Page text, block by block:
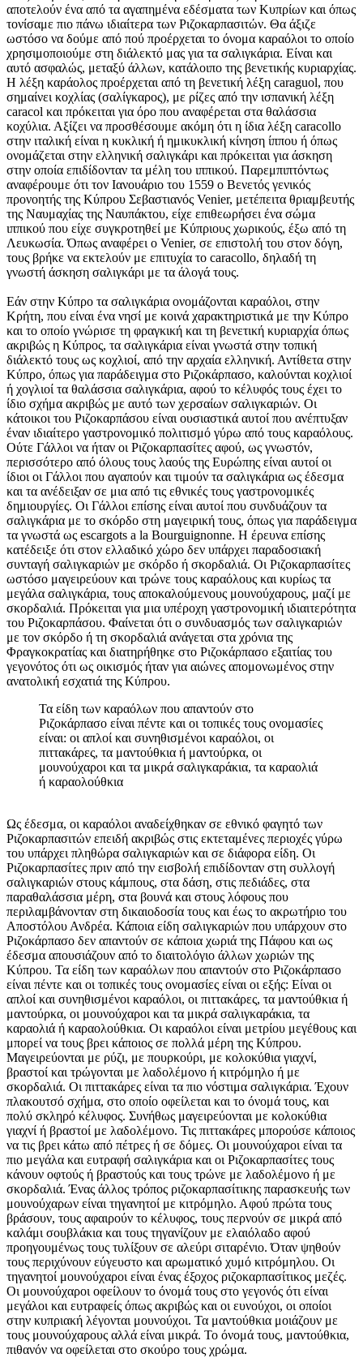
αποτελούν ένα από τα αγαπημένα εδέσματα των Κυπρίων και όπως
τονίσαμε πιο πάνω ιδιαίτερα των Ριζοκαρπασιτών. Θα άξιζε
ωστόσο να δούμε από πού προέρχεται το όνομα καραόλοι το οποίο
χρησιμοποιούμε στη διάλεκτό μας για τα σαλιγκάρια. Είναι και
αυτό ασφαλώς, μεταξύ άλλων, κατάλοιπο της βενετικής κυριαρχίας.
Η λέξη καράολος προέρχεται από τη βενετική λέξη caraguol, που
σημαίνει κοχλίας (σαλίγκαρος), με ρίζες από την ισπανική λέξη
caracol και πρόκειται για όρο που αναφέρεται στα θαλάσσια
κοχύλια. Αξίζει να προσθέσουμε ακόμη ότι η ίδια λέξη caracollo
στην ιταλική είναι η κυκλική ή ημικυκλική κίνηση ίππου ή όπως
ονομάζεται στην ελληνική σαλιγκάρι και πρόκειται για άσκηση
στην οποία επιδίδονταν τα μέλη του ιππικού. Παρεμπιπτόντως
αναφέρουμε ότι τον Ιανουάριο του 1559 ο Βενετός γενικός
προνοητής της Κύπρου Σεβαστιανός Venier, μετέπειτα θριαμβευτής
της Ναυμαχίας της Ναυπάκτου, είχε επιθεωρήσει ένα σώμα
ιππικού που είχε συγκροτηθεί με Κύπριους χωρικούς, έξω από τη
Λευκωσία. Όπως αναφέρει ο Venier, σε επιστολή του στον δόγη,
τους βρήκε να εκτελούν με επιτυχία το caracollo, δηλαδή τη
γνωστή άσκηση σαλιγκάρι με τα άλογά τους.
Εάν στην Κύπρο τα σαλιγκάρια ονομάζονται καραόλοι, στην
Κρήτη, που είναι ένα νησί με κοινά χαρακτηριστικά με την Κύπρο
και το οποίο γνώρισε τη φραγκική και τη βενετική κυριαρχία όπως
ακριβώς η Κύπρος, τα σαλιγκάρια είναι γνωστά στην τοπική
διάλεκτό τους ως κοχλιοί, από την αρχαία ελληνική. Αντίθετα στην
Κύπρο, όπως για παράδειγμα στο Ριζοκάρπασο, καλούνται κοχλιοί
ή χογλιοί τα θαλάσσια σαλιγκάρια, αφού το κέλυφός τους έχει το
ίδιο σχήμα ακριβώς με αυτό των χερσαίων σαλιγκαριών. Οι
κάτοικοι του Ριζοκαρπάσου είναι ουσιαστικά αυτοί που ανέπτυξαν
έναν ιδιαίτερο γαστρονομικό πολιτισμό γύρω από τους καραόλους.
Ούτε Γάλλοι να ήταν οι Ριζοκαρπασίτες αφού, ως γνωστόν,
περισσότερο από όλους τους λαούς της Ευρώπης είναι αυτοί οι
ίδιοι οι Γάλλοι που αγαπούν και τιμούν τα σαλιγκάρια ως έδεσμα
και τα ανέδειξαν σε μια από τις εθνικές τους γαστρονομικές
δημιουργίες. Οι Γάλλοι επίσης είναι αυτοί που συνδυάζουν τα
σαλιγκάρια με το σκόρδο στη μαγειρική τους, όπως για παράδειγμα
τα γνωστά ως escargots a la Bourguignonne. H έρευνα επίσης
κατέδειξε ότι στον ελλαδικό χώρο δεν υπάρχει παραδοσιακή
συνταγή σαλιγκαριών με σκόρδο ή σκορδαλιά. Οι Ριζοκαρπασίτες
ωστόσο μαγειρεύουν και τρώνε τους καραόλους και κυρίως τα
μεγάλα σαλιγκάρια, τους αποκαλούμενους μουνούχαρους, μαζί με
σκορδαλιά. Πρόκειται για μια υπέροχη γαστρονομική ιδιαιτερότητα
του Ριζοκαρπάσου. Φαίνεται ότι ο συνδυασμός των σαλιγκαριών
με τον σκόρδο ή τη σκορδαλιά ανάγεται στα χρόνια της
Φραγκοκρατίας και διατηρήθηκε στο Ριζοκάρπασο εξαιτίας του
γεγονότος ότι ως οικισμός ήταν για αιώνες απομονωμένος στην
ανατολική εσχατιά της Κύπρου.
Τα είδη των καραόλων που απαντούν στο
Ριζοκάρπασο είναι πέντε και οι τοπικές τους ονομασίες
είναι: οι απλοί και συνηθισμένοι καραόλοι, οι
πιττακάρες, τα μαντούθκια ή μαντούρκα, οι
μουνούχαροι και τα μικρά σαλιγκαράκια, τα καραολιά
ή καραολούθκια
Ως έδεσμα, οι καραόλοι αναδείχθηκαν σε εθνικό φαγητό των
Ριζοκαρπασιτών επειδή ακριβώς στις εκτεταμένες περιοχές γύρω
του υπάρχει πληθώρα σαλιγκαριών και σε διάφορα είδη. Οι
Ριζοκαρπασίτες πριν από την εισβολή επιδίδονταν στη συλλογή
σαλιγκαριών στους κάμπους, στα δάση, στις πεδιάδες, στα
παραθαλάσσια μέρη, στα βουνά και στους λόφους που
περιλαμβάνονταν στη δικαιοδοσία τους και έως το ακρωτήριο του
Αποστόλου Ανδρέα. Κάποια είδη σαλιγκαριών που υπάρχουν στο
Ριζοκάρπασο δεν απαντούν σε κάποια χωριά της Πάφου και ως
έδεσμα απουσιάζουν από το διαιτολόγιο άλλων χωριών της
Κύπρου. Τα είδη των καραόλων που απαντούν στο Ριζοκάρπασο
είναι πέντε και οι τοπικές τους ονομασίες είναι οι εξής: Είναι οι
απλοί και συνηθισμένοι καραόλοι, οι πιττακάρες, τα μαντούθκια ή
μαντούρκα, οι μουνούχαροι και τα μικρά σαλιγκαράκια, τα
καραολιά ή καραολούθκια. Οι καραόλοι είναι μετρίου μεγέθους και
μπορεί να τους βρει κάποιος σε πολλά μέρη της Κύπρου.
Μαγειρεύονται με ρύζι, με πουρκούρι, με κολοκύθια γιαχνί,
βραστοί και τρώγονται με λαδολέμονο ή κιτρόμηλο ή με
σκορδαλιά. Οι πιττακάρες είναι τα πιο νόστιμα σαλιγκάρια. Έχουν
πλακουτσό σχήμα, στο οποίο οφείλεται και το όνομά τους, και
πολύ σκληρό κέλυφος. Συνήθως μαγειρεύονται με κολοκύθια
γιαχνί ή βραστοί με λαδολέμονο. Τις πιττακάρες μπορούσε κάποιος
να τις βρει κάτω από πέτρες ή σε δόμες. Οι μουνούχαροι είναι τα
πιο μεγάλα και ευτραφή σαλιγκάρια και οι Ριζοκαρπασίτες τους
κάνουν οφτούς ή βραστούς και τους τρώνε με λαδολέμονο ή με
σκορδαλιά. Ένας άλλος τρόπος ριζοκαρπασίτικης παρασκευής των
μουνούχαρων είναι τηγανητοί με κιτρόμηλο. Αφού πρώτα τους
βράσουν, τους αφαιρούν το κέλυφος, τους περνούν σε μικρά από
καλάμι σουβλάκια και τους τηγανίζουν με ελαιόλαδο αφού
προηγουμένως τους τυλίξουν σε αλεύρι σιταρένιο. Όταν ψηθούν
τους περιχύνουν εύγευστο και αρωματικό χυμό κιτρόμηλου. Οι
τηγανητοί μουνούχαροι είναι ένας έξοχος ριζοκαρπασίτικος μεζές.
Οι μουνούχαροι οφείλουν το όνομά τους στο γεγονός ότι είναι
μεγάλοι και ευτραφείς όπως ακριβώς και οι ευνούχοι, οι οποίοι
στην κυπριακή λέγονται μουνούχοι. Τα μαντούθκια μοιάζουν με
τους μουνούχαρους αλλά είναι μικρά. Το όνομά τους, μαντούθκια,
πιθανόν να οφείλεται στο σκούρο τους χρώμα.